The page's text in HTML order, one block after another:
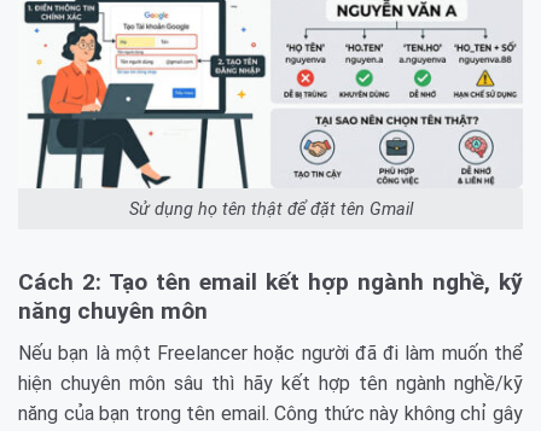
Sử dụng họ tên thật để đặt tên Gmail
Cách 2: Tạo tên email kết hợp ngành nghề, kỹ
năng chuyên môn
Nếu bạn là một Freelancer hoặc người đã đi làm muốn thể
hiện chuyên môn sâu thì hãy kết hợp tên ngành nghề/kỹ
năng của bạn trong tên email. Công thức này không chỉ gây